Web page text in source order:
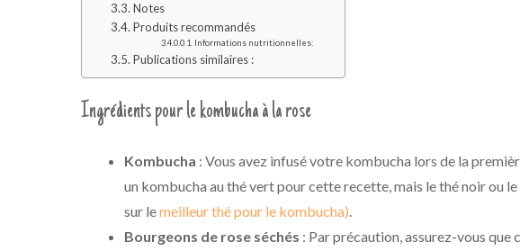
Notes
Produits recommandés
Informations nutritionnelles:
Publications similaires :
Ingrédients pour le kombucha à la rose
Kombucha : Vous avez infusé votre kombucha lors de la
un kombucha au thé vert pour cette recette, mais le thé noir ou
sur lemeilleur thé pour le kombucha)
Bourgeons de rose séchés : Par précaution, assurez-vous